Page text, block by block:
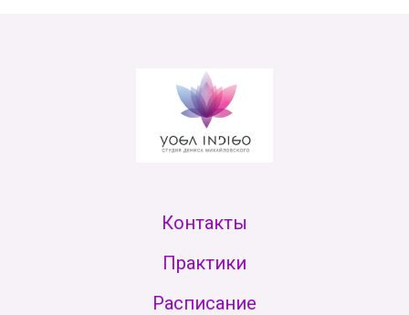
Контакты
Практики
Расписание